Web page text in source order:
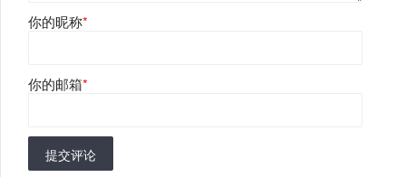
你的昵称*
你的邮箱*
提交评论